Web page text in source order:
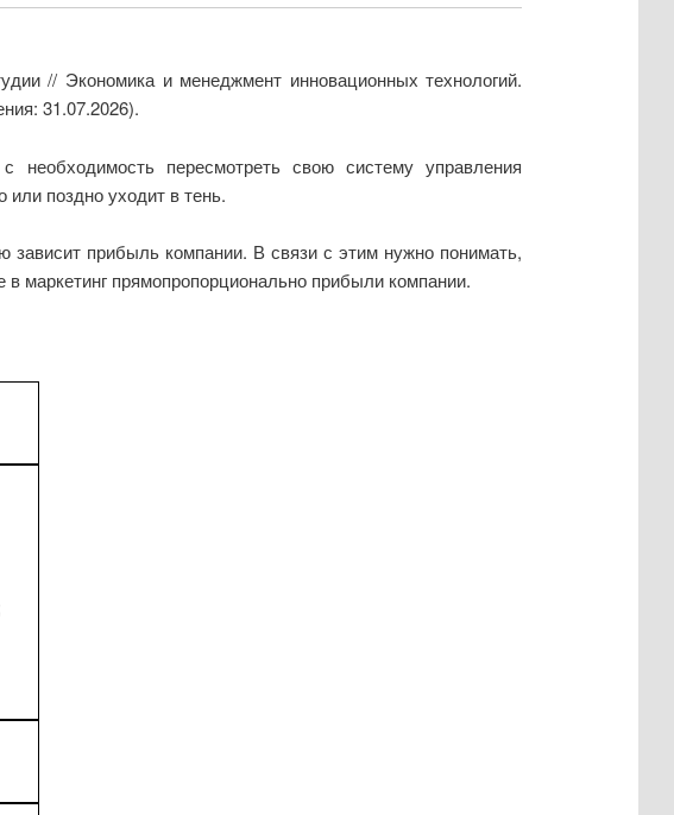
// Экономика и менеджмент инновационных технологий.
31.07.2026).
необходимость пересмотреть свою систему управления
поздно уходит в тень.
прибыль компании. В связи с этим нужно понимать,
маркетинг прямопропорционально прибыли компании.